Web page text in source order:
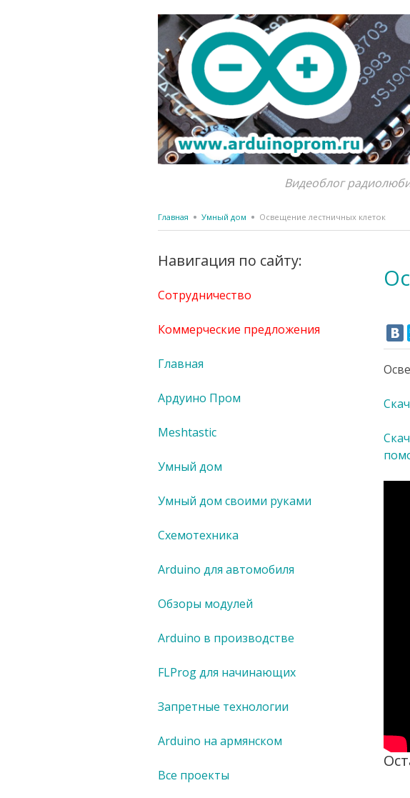
Видеоблог
Главная Умный дом Освещение лестничных клеток
Навигация по сайту:
Сотрудничество
Коммерческие предложения
Главная
Ардуино Пром
Meshtastic
Умный дом
Умный дом своими руками
Схемотехника
Arduino для автомобиля
Обзоры модулей
Arduino в производстве
FLProg для начинающих
Запретные технологии
Arduino на армянском
Все проекты